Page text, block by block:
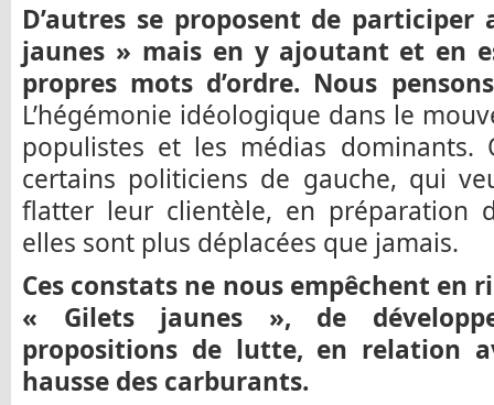
D’autres se proposent de
jaunes » mais en y ajoutant et en
propres mots d’ordre. Nous
L’hégémonie idéologique dans le
populistes et les médias dominants.
certains politiciens de gauche, qui
flatter leur clientèle, en préparation
elles sont plus déplacées que jamais.
Ces constats ne nous empêchent en
« Gilets jaunes », de
propositions de lutte, en relation
hausse des carburants.